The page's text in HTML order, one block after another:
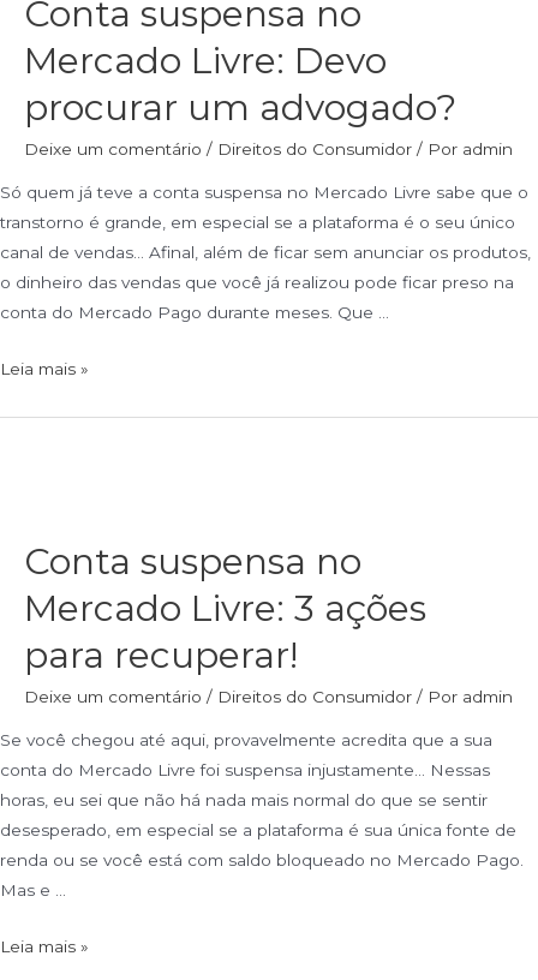
Conta suspensa no
Mercado Livre: Devo
procurar um advogado?
Deixe um comentário / Direitos do Consumidor / Por admin
Só quem já teve a conta suspensa no Mercado Livre sabe que o
transtorno é grande, em especial se a plataforma é o seu único
canal de vendas… Afinal, além de ficar sem anunciar os produtos,
o dinheiro das vendas que você já realizou pode ficar preso na
conta do Mercado Pago durante meses. Que …
Leia mais »
Conta suspensa no
Mercado Livre: 3 ações
para recuperar!
Deixe um comentário / Direitos do Consumidor / Por admin
Se você chegou até aqui, provavelmente acredita que a sua
conta do Mercado Livre foi suspensa injustamente… Nessas
horas, eu sei que não há nada mais normal do que se sentir
desesperado, em especial se a plataforma é sua única fonte de
renda ou se você está com saldo bloqueado no Mercado Pago.
Mas e …
Leia mais »